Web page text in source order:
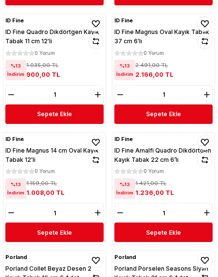
ID Fine
ID Fine Quadro Dikdörtgen Kayık
Tabak 11 cm 12'li
0 Yorum
%13
İndirim
1.035,00 TL
900,00 TL
Sepete Ekle
ID Fine
ID Fine Magnus Oval Kayık Tabak
37 cm 6'lı
0 Yorum
%13
İndirim
2.491,00 TL
2.166,00 TL
Sepete Ekle
ID Fine
ID Fine Magnus 14 cm Oval Kayık
Tabak 12'li
0 Yorum
%13
İndirim
1.159,00 TL
1.008,00 TL
Sepete Ekle
ID Fine
ID Fine Amalfi Quadro Dikdörtgen
Kayık Tabak 22 cm 6’lı
0 Yorum
%13
İndirim
1.421,00 TL
1.236,00 TL
Sepete Ekle
Porland
Porland Collet Beyaz Desen 2
Porland
Porland Porselen Seasons Siyah